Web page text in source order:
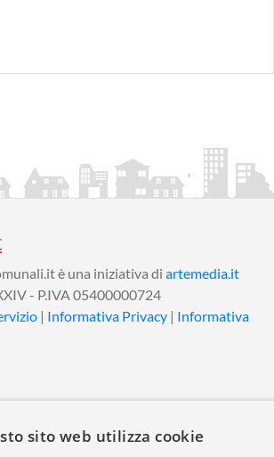
è una iniziativa di artemedia.it
- P.IVA 05400000724
| Informativa Privacy | Informativa
sito web utilizza cookie